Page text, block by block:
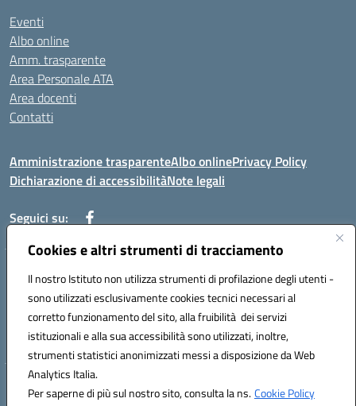
Cookies e altri strumenti di tracciamento
Il nostro Istituto non utilizza strumenti di profilazione degli utenti -
sono utilizzati esclusivamente cookies tecnici necessari al
corretto funzionamento del sito, alla fruibilità dei servizi
istituzionali e alla sua accessibilità sono utilizzati, inoltre,
strumenti statistici anonimizzati messi a disposizione da Web
Analytics Italia.
Per saperne di più sul nostro sito, consulta la ns.Cookie Policy
Eventi
Albo online
Amm. trasparente
Area Personale ATA
Area docenti
Contatti
Amministrazione trasparenteAlbo onlinePrivacy Policy
Dichiarazione di accessibilitàNote legali
Seguici su:
Indirizzo: VIA BRECCIAME, 46 - 81024 MADDALONI (CE)
Mail: CEIC8AU001@istruzione.it - Pec: CEIC8AU001@pec.istruzione.it -
Telefono: 0823408721
Meccanografico: CEIC8AU001
Codice fiscale: 93086080616
Hosting & Powered by 3D Solution S.r.l.